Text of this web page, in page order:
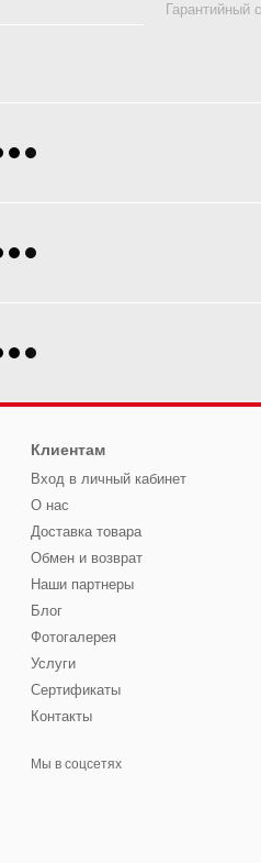
Гарантийный
Клиентам
Вход в личный кабинет
О нас
Доставка товара
Обмен и возврат
Наши партнеры
Блог
Фотогалерея
Услуги
Сертификаты
Контакты
Мы в соцсетях